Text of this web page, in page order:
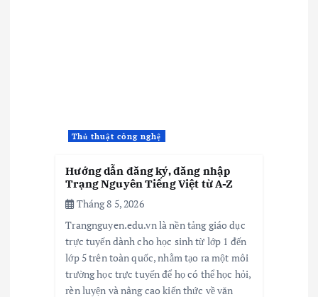
Thủ thuật công nghệ
Hướng dẫn đăng ký, đăng nhập
Trạng Nguyên Tiếng Việt từ A-Z
Tháng 8 5, 2026
Trangnguyen.edu.vn là nền tảng giáo dục
trực tuyến dành cho học sinh từ lớp 1 đến
lớp 5 trên toàn quốc, nhằm tạo ra một môi
trường học trực tuyến để họ có thể học hỏi,
rèn luyện và nâng cao kiến thức về văn